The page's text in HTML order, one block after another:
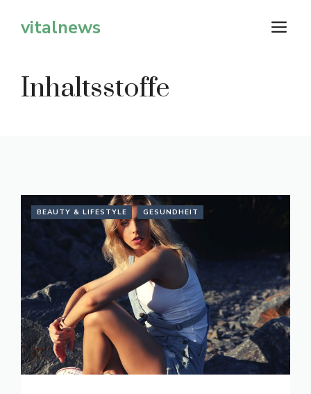
Inhaltvitalnews
Inhaltsstoffe
BEAUTY & LIFESTYLE GESUNDHEIT